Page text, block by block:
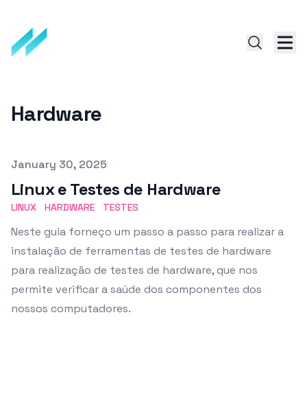
Hardware
Published on
January 30, 2025
Linux e Testes de Hardware
LINUX HARDWARE TESTES
Neste guia forneço um passo a passo para realizar a
instalação de ferramentas de testes de hardware
para realização de testes de hardware, que nos
permite verificar a saúde dos componentes dos
nossos computadores.